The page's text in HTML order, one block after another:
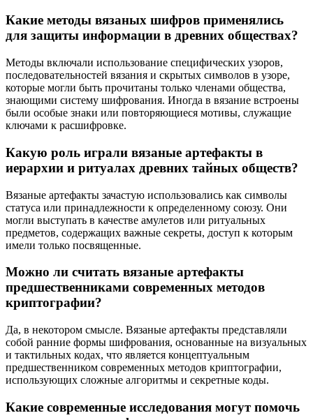
Какие методы вязаных шифров применялись
для защиты информации в древних обществах?
Методы включали использование специфических узоров,
последовательностей вязания и скрытых символов в узоре,
которые могли быть прочитаны только членами общества,
знающими систему шифрования. Иногда в вязание встроены
были особые знаки или повторяющиеся мотивы, служащие
ключами к расшифровке.
Какую роль играли вязаные артефакты в
иерархии и ритуалах древних тайных обществ?
Вязаные артефакты зачастую использовались как символы
статуса или принадлежности к определенному союзу. Они
могли выступать в качестве амулетов или ритуальных
предметов, содержащих важные секреты, доступ к которым
имели только посвященные.
Можно ли считать вязаные артефакты
предшественниками современных методов
криптографии?
Да, в некотором смысле. Вязаные артефакты представляли
собой ранние формы шифрования, основанные на визуальных
и тактильных кодах, что является концептуальным
предшественником современных методов криптографии,
использующих сложные алгоритмы и секретные коды.
Какие современные исследования могут помочь